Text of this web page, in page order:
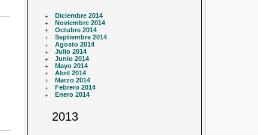
Diciembre 2014
Noviembre 2014
Octubre 2014
Septiembre 2014
Agosto 2014
Julio 2014
Junio 2014
Mayo 2014
Abril 2014
Marzo 2014
Febrero 2014
Enero 2014
2013